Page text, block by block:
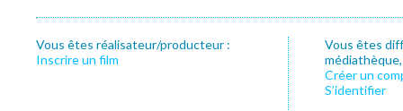
Vous êtes réalisateur/producteur :
Inscrire un film
Vous êtes
Créer un
S’identifier